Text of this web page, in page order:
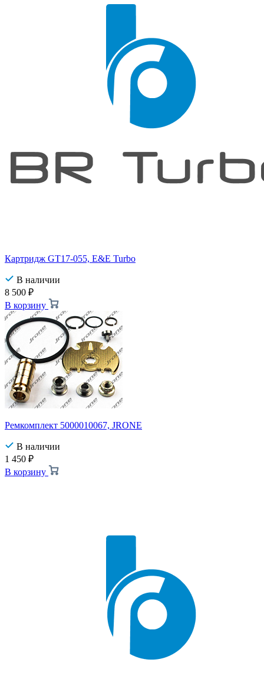
Картридж GT17-055, E&E Turbo
В наличии
8 500 ₽
В корзину
Ремкомплект 5000010067, JRONE
В наличии
1 450 ₽
В корзину